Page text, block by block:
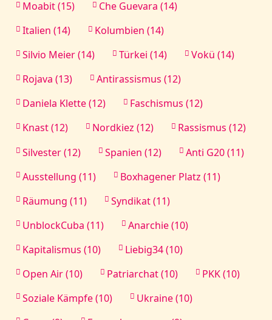
Moabit (15)
Che Guevara (14)
Italien (14)
Kolumbien (14)
Silvio Meier (14)
Türkei (14)
Vokü (14)
Rojava (13)
Antirassismus (12)
Daniela Klette (12)
Faschismus (12)
Knast (12)
Nordkiez (12)
Rassismus (12)
Silvester (12)
Spanien (12)
Anti G20 (11)
Ausstellung (11)
Boxhagener Platz (11)
Räumung (11)
Syndikat (11)
UnblockCuba (11)
Anarchie (10)
Kapitalismus (10)
Liebig34 (10)
Open Air (10)
Patriarchat (10)
PKK (10)
Soziale Kämpfe (10)
Ukraine (10)